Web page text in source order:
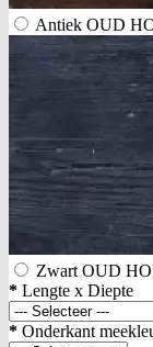
Antiek OUD
Zwart OUD
* Lengte x Diepte
* Onderkant